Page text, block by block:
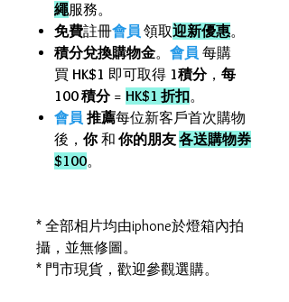
繩服務。
免費註冊會員 領取迎新優惠。
積分兌換購物金。 會員 每購
買 HK$1 即可取得 1積分， 每
100 積分= HK$1 折扣。
會員 推薦每位新客戶首次購物
後， 你和 你的朋友各送購物券
$100。
* 全部相片均由iphone於燈箱內拍
攝，並無修圖。
* 門市現貨，歡迎參觀選購。